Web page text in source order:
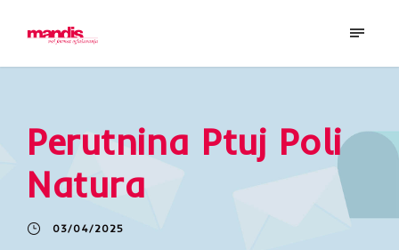
Perutnina Ptuj Poli
Natura
03/04/2025